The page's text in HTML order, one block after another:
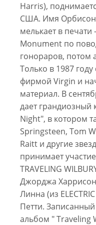
Harris),
США. Имя
мелькает в печати
Monument по
гонораров, потом
Только в 1987
фирмой Virgin и
материал. В
дает грандиозный
Night", в котором
Springsteen, Tom
Raitt и другие
принимает
TRAVELING
Джорджа
Линна (из
Петти.
альбом " Traveling